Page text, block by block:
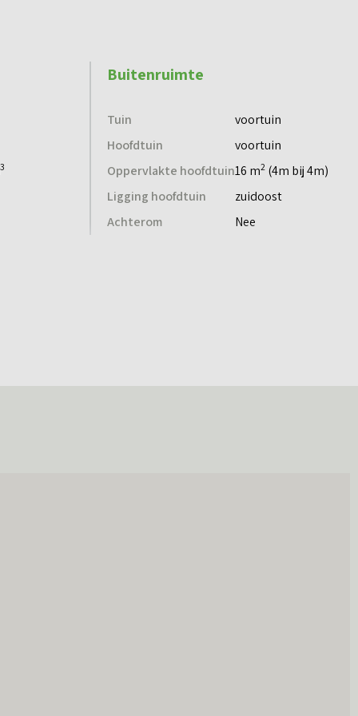
3
Buitenruimte
Tuin
voortuin
Hoofdtuin
voortuin
Oppervlakte hoofdtuin16 m2 (4m bij 4m)
Ligging hoofdtuin
zuidoost
Achterom
Nee